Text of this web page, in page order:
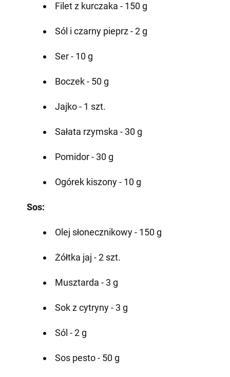
Filet z kurczaka - 150 g
Sól i czarny pieprz - 2 g
Ser - 10 g
Boczek - 50 g
Jajko - 1 szt.
Sałata rzymska - 30 g
Pomidor - 30 g
Ogórek kiszony - 10 g
Sos:
Olej słonecznikowy - 150 g
Żółtka jaj - 2 szt.
Musztarda - 3 g
Sok z cytryny - 3 g
Sól - 2 g
Sos pesto - 50 g